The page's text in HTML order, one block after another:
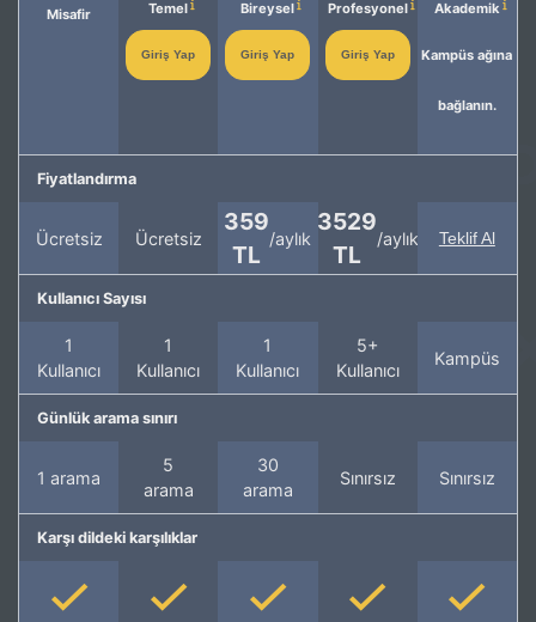
Misafir Temel
Giriş Yap
Bireysel
Giriş Yap
Profesyonel
Giriş Yap
Akademik
Kampüs ağına
bağlanın.
Fiyatlandırma
Ücretsiz Ücretsiz
359
TL
/aylık
3529
TL
/aylık Teklif Al
Kullanıcı Sayısı
1
Kullanıcı
1
Kullanıcı
1
Kullanıcı
5+
Kullanıcı
Kampüs
Günlük arama sınırı
1 arama
5
arama
30
arama
Sınırsız Sınırsız
Karşı dildeki karşılıklar